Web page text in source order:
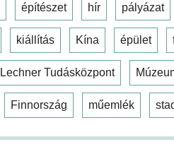
építészet hír pályázat
kiállítás Kína épület
Lechner Tudásközpont
Finnország műemlék